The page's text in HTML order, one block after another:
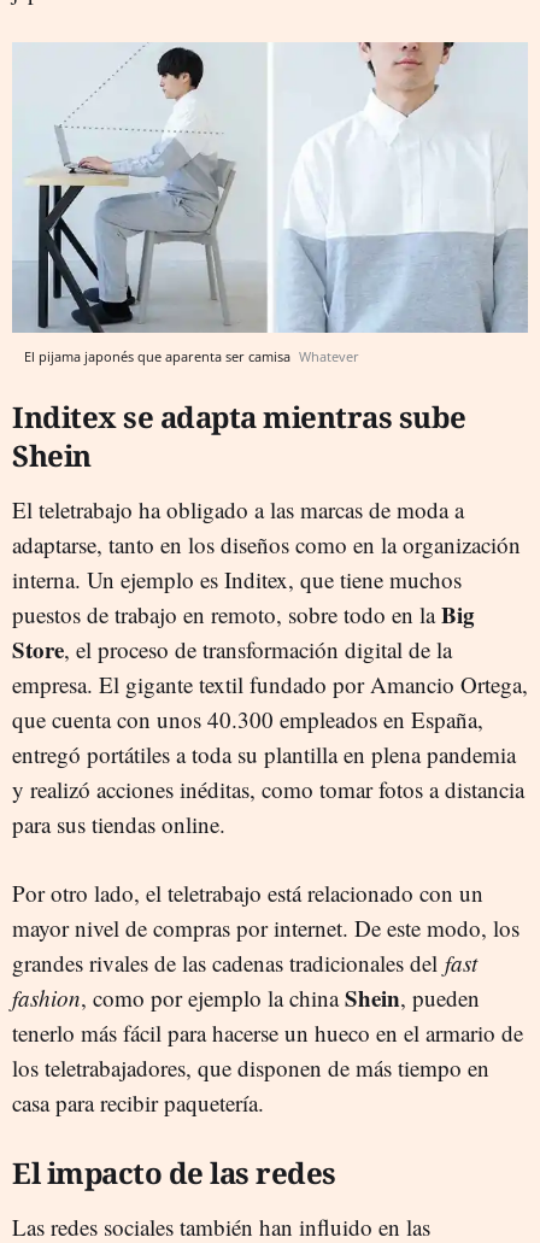
El pijama japonés que aparenta ser camisa Whatever
Inditex se adapta mientras sube
Shein
El teletrabajo ha obligado a las marcas de moda a
adaptarse, tanto en los diseños como en la organización
interna. Un ejemplo es Inditex, que tiene muchos
puestos de trabajo en remoto, sobre todo en laBig
Store, el proceso de transformación digital de la
empresa. El gigante textil fundado por Amancio Ortega,
que cuenta con unos 40.300 empleados en España,
entregó portátiles a toda su plantilla en plena pandemia
y realizó acciones inéditas, como tomar fotos a distancia
para sus tiendas online.
Por otro lado, el teletrabajo está relacionado con un
mayor nivel de compras por internet. De este modo, los
grandes rivales de las cadenas tradicionales del fast
fashion, como por ejemplo la chinaShein, pueden
tenerlo más fácil para hacerse un hueco en el armario de
los teletrabajadores, que disponen de más tiempo en
casa para recibir paquetería.
El impacto de las redes
Las redes sociales también han influido en las